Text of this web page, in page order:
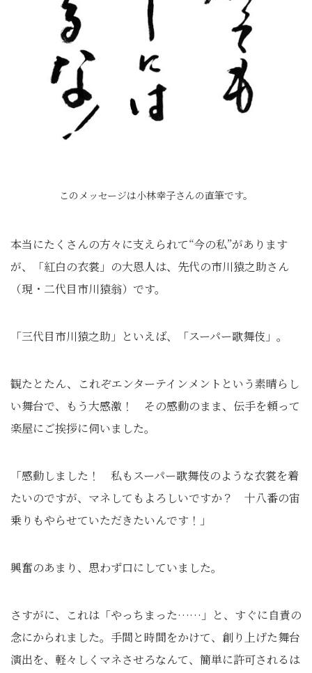
このメッセージは小林幸子さんの直筆です。
本当にたくさんの方々に支えられて“今の私”があります
が、「紅白の衣裳」の大恩人は、先代の市川猿之助さん
（現・二代目市川猿翁）です。
「三代目市川猿之助」といえば、「スーパー歌舞伎」。
観たとたん、これぞエンターテインメントという素晴らし
い舞台で、もう大感激！ その感動のまま、伝手を頼って
楽屋にご挨拶に伺いました。
「感動しました！ 私もスーパー歌舞伎のような衣裳を着
たいのですが、マネしてもよろしいですか？ 十八番の宙
乗りもやらせていただきたいんです！」
興奮のあまり、思わず口にしていました。
さすがに、これは「やっちまった……」と、すぐに自責の
念にかられました。手間と時間をかけて、創り上げた舞台
演出を、軽々しくマネさせろなんて、簡単に許可されるは